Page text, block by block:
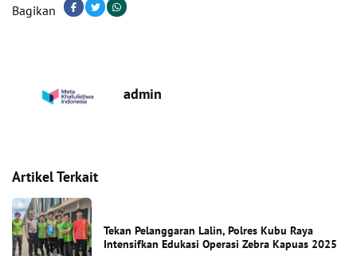
Bagikan
admin
Artikel Terkait
Tekan Pelanggaran Lalin, Polres Kubu Raya
Intensifkan Edukasi Operasi Zebra Kapuas 2025